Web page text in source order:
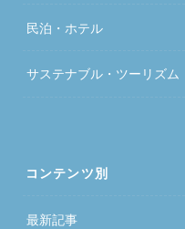
民泊・ホテル
サステナブル・ツーリズム
コンテンツ別
最新記事